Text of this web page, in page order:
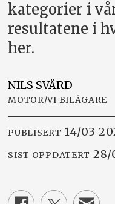
kategorier i
resultatene i
her.
NILS SVÄRD
MOTOR/VI BILÄGARE
PUBLISERT 14/03
SIST OPPDATERT